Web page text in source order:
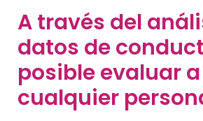
A través del
datos de
posible evaluar a
cualquier